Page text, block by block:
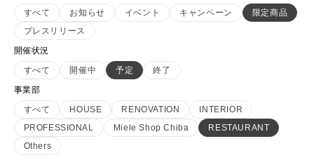
すべて
お知らせ イベント キャンペーン
限定商品
プレスリリース
開催状況
すべて
開催中 予定
終了
事業部
すべて
HOUSE RENOVATION
INTERIOR
PROFESSIONAL
Miele Shop Chiba
RESTAURANT
Others